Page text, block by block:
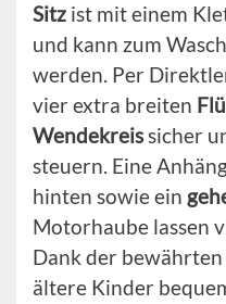
Sitz ist mit einem
und kann zum
werden. Per
vier extra breiten
Wendekreissicher
steuern. Eine
hinten sowie ein
Motorhaube lassen
Dank der bewährten
ältere Kinder